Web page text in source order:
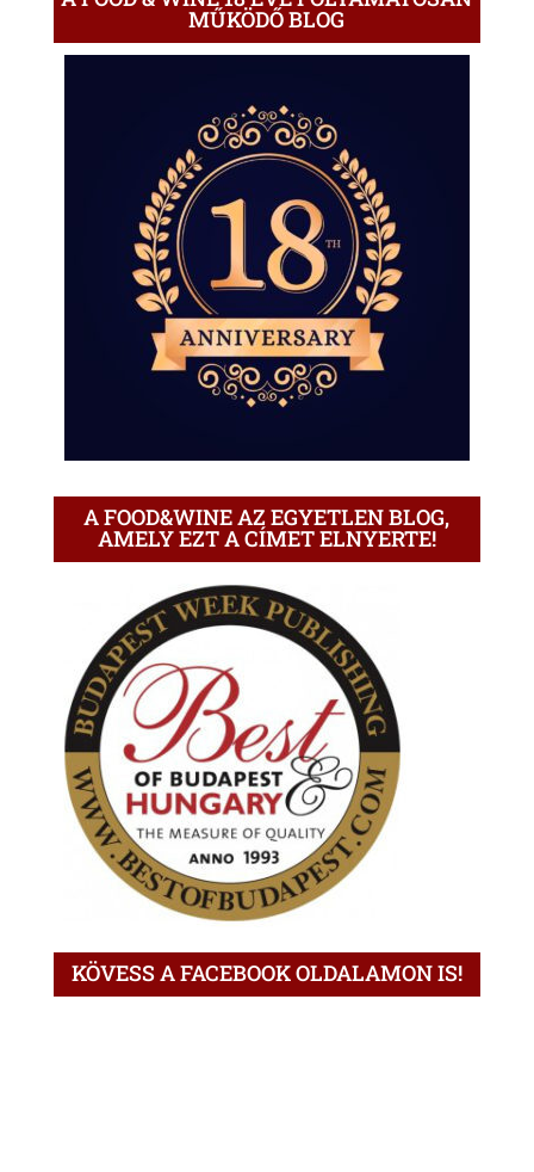
MŰKÖDŐ BLOG
A FOOD&WINE AZ EGYETLEN BLOG,
AMELY EZT A CÍMET ELNYERTE!
KÖVESS A FACEBOOK OLDALAMON IS!